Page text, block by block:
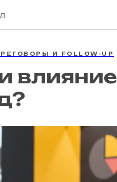
И FOLLOW-UP
влияние